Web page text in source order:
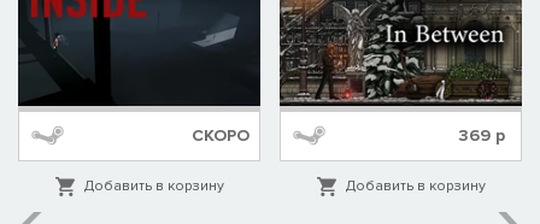
СКОРО
Добавить в корзину
369 р
Добавить в корзину